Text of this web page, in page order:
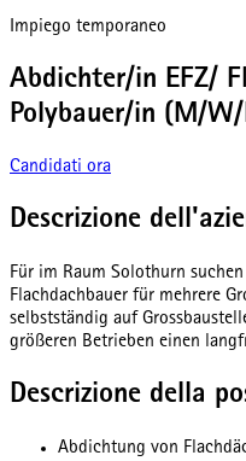
Impiego temporaneo
Abdichter/in EFZ/
Polybauer/in (M/W/
Candidati ora
Descrizione
Für im Raum Solothurn
Flachdachbauer für mehrere
selbstständig auf
größeren Betrieben einen
Descrizione della
Abdichtung von